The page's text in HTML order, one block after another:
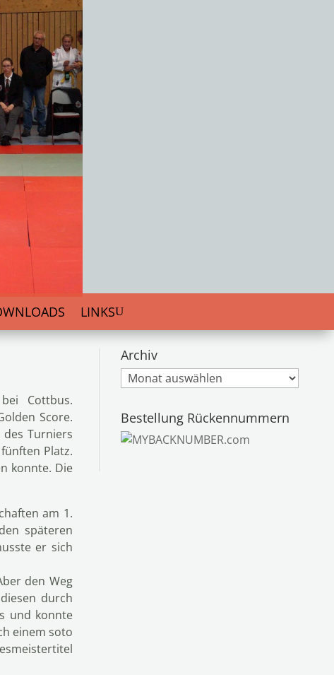
LINKS
Cottbus.
Score.
Turniers
Platz.
konnte. Die
am 1.
späteren
er sich
den Weg
durch
und konnte
einem soto
Archiv
Archiv
Bestellung Rückennummern